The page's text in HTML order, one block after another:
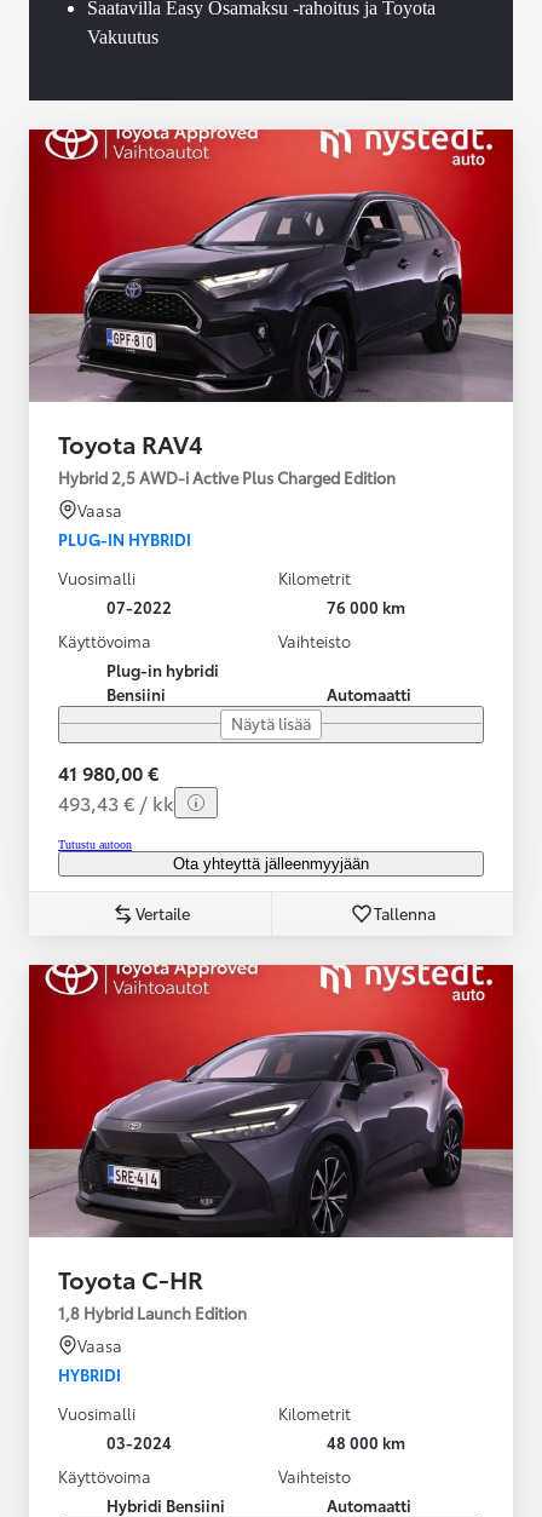
Saatavilla Easy Osamaksu -rahoitus ja Toyota
Vakuutus
Toyota RAV4
Hybrid 2,5 AWD-i Active Plus Charged Edition
Vaasa
PLUG-IN HYBRIDI
Vuosimalli
07-2022
Kilometrit
76 000 km
Käyttövoima
Plug-in hybridi
Bensiini
Vaihteisto
Automaatti
Näytä lisää
41 980,00 €
493,43 € / kk
Tutustu autoon
Ota yhteyttä jälleenmyyjään
Vertaile Tallenna
Toyota C-HR
1,8 Hybrid Launch Edition
Vaasa
HYBRIDI
Vuosimalli
03-2024
Kilometrit
48 000 km
Käyttövoima
Hybridi Bensiini
Vaihteisto
Automaatti